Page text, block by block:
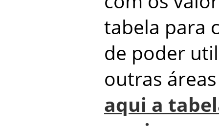
tabela para
de poder
outras
aqui a